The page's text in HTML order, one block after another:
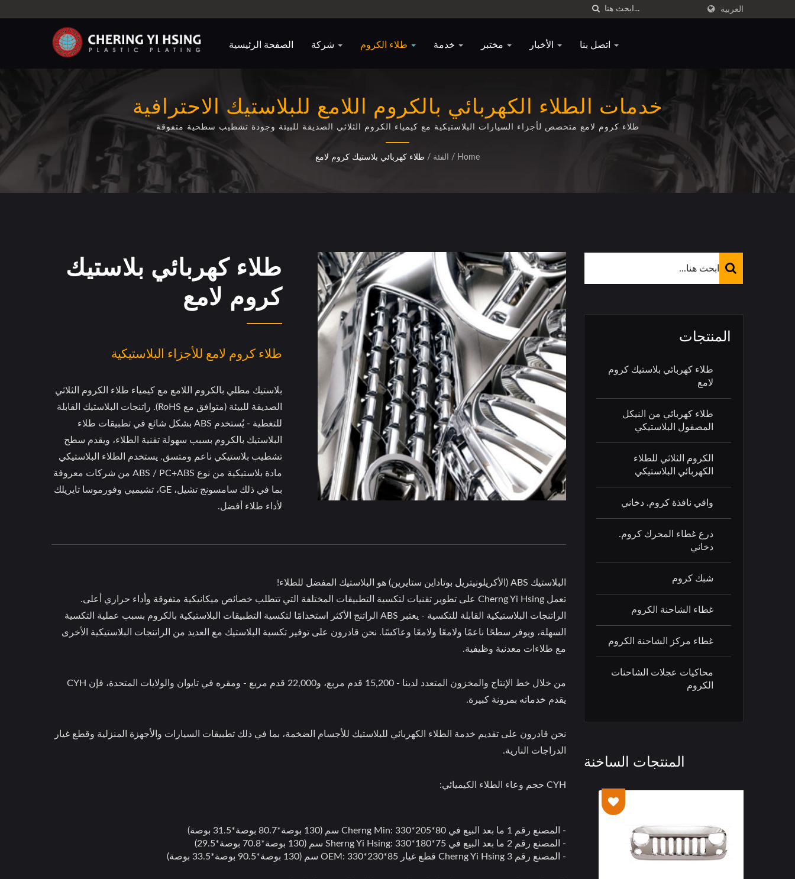
العربية
الصفحة الرئيسية
خدمات الطلاء الكهربائي بالكروم اللامع للبلاستيك الاحترافية
طلاء كروم لامع متخصص لأجزاء السيارات البلاستيكية مع كيمياء الكروم الثلاثي الصديقة للبيئة وجودة تشطيب سطحية متفوقة
Home
/ الفئة / طلاء كهربائي بلاستيك كروم لامع
طلاء كهربائي بلاستيك
كروم لامع
طلاء كروم لامع للأجزاء البلاستيكية
بلاستيك مطلي بالكروم اللامع مع كيمياء طلاء الكروم الثلاثي
الصديقة للبيئة (متوافق مع RoHS). راتنجات البلاستيك القابلة
للتغطية - يُستخدم ABS بشكل شائع في تطبيقات طلاء
البلاستيك بالكروم بسبب سهولة تقنية الطلاء، ويقدم سطح
تشطيب بلاستيكي ناعم ومتسق. يستخدم الطلاء البلاستيكي
مادة بلاستيكية من نوع ABS / PC+ABS من شركات معروفة
بما في ذلك سامسونج تشيل، GE، تشيميي وفورموسا تايريلك
لأداء طلاء أفضل.
البلاستيك ABS (الأكريلونيتريل بوتاداين ستايرين) هو البلاستيك المفضل للطلاء!
تعمل Cherng Yi Hsing على تطوير تقنيات لتكسية التطبيقات المختلفة التي تتطلب خصائص ميكانيكية متفوقة وأداء حراري أعلى.
الراتنجات البلاستيكية القابلة للتكسية - يعتبر ABS الراتنج الأكثر استخدامًا لتكسية التطبيقات البلاستيكية بالكروم بسبب عملية التكسية
السهلة، ويوفر سطحًا ناعمًا ولامعًا ولامعًا وعاكسًا. نحن قادرون على توفير تكسية البلاستيك مع العديد من الراتنجات البلاستيكية الأخرى
مع طلاءات معدنية وظيفية.
من خلال خط الإنتاج والمخزون المتعدد لدينا - 15,200 قدم مربع، و22,000 قدم مربع - ومقره في تايوان والولايات المتحدة، فإن CYH
يقدم خدماته بمرونة كبيرة.
نحن قادرون على تقديم خدمة الطلاء الكهربائي للبلاستيك للأجسام الضخمة، بما في ذلك تطبيقات السيارات والأجهزة المنزلية وقطع غيار
الدراجات النارية.
CYH حجم وعاء الطلاء الكيميائي:
- المصنع رقم 1 ما بعد البيع في Cherng Min: 330*205*80 سم (130 بوصة*80.7 بوصة*31.5 بوصة)
- المصنع رقم 2 ما بعد البيع في Sherng Yi Hsing: 330*180*75 سم (130 بوصة*70.8 بوصة*29.5)
- المصنع رقم 3 Cherng Yi Hsing قطع غيار OEM: 330*230*85 سم (130 بوصة*90.5 بوصة*33.5 بوصة)
المنتجات
طلاء كهربائي بلاستيك كروم
لامع
طلاء كهربائي من النيكل
المصقول البلاستيكي
الكروم الثلاثي للطلاء
الكهربائي البلاستيكي
واقي نافذة كروم. دخاني
درع غطاء المحرك كروم.
دخاني
شبك كروم
غطاء الشاحنة الكروم
غطاء مركز الشاحنة الكروم
محاكيات عجلات الشاحنات
الكروم
المنتجات الساخنة